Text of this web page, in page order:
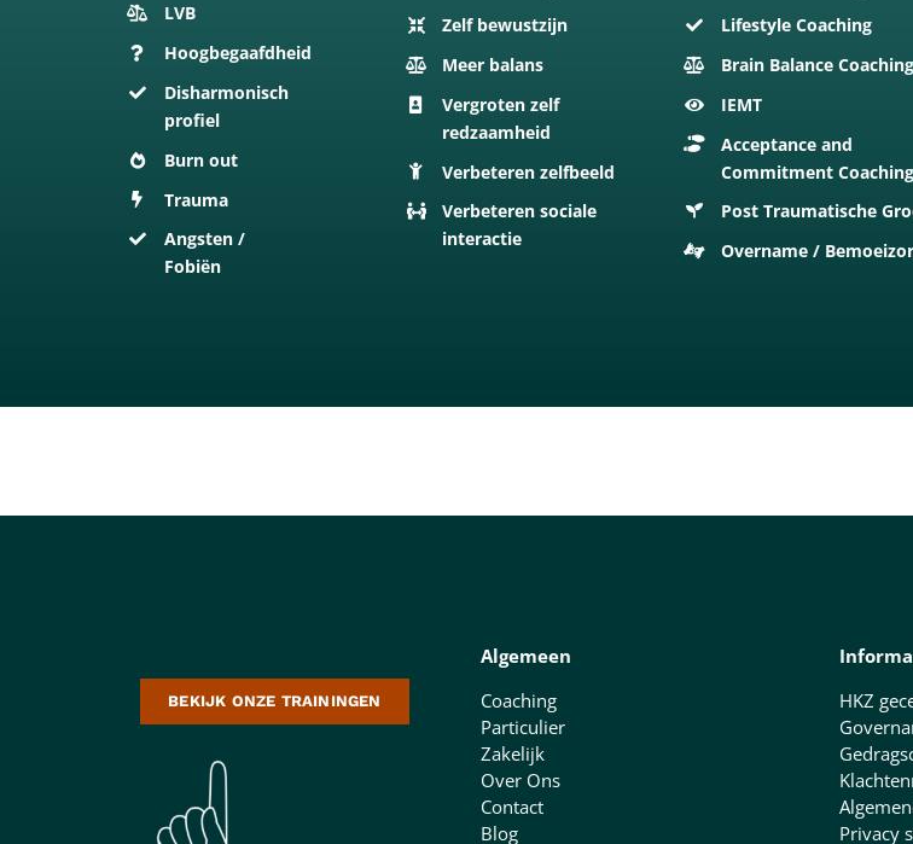
LVB
Hoogbegaafdheid
Disharmonisch
profiel
Burn out
Trauma
Angsten /
Fobiën
Zelf bewustzijn
Meer balans
Vergroten zelf
redzaamheid
Verbeteren zelfbeeld
Verbeteren sociale
interactie
Lifestyle Coaching
Brain Balance Coaching
IEMT
Acceptance and
Commitment Coaching
Post Traumatische
Overname /
BEKIJK ONZE TRAININGEN
Algemeen
Coaching
Particulier
Zakelijk
Over Ons
Contact
Blog
HKZ
Privacy